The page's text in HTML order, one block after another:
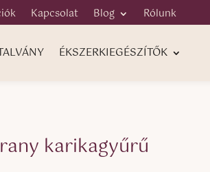
Kapcsolat Blog Rólunk
ÉKSZERKIEGÉSZÍTŐK
karikagyűrű